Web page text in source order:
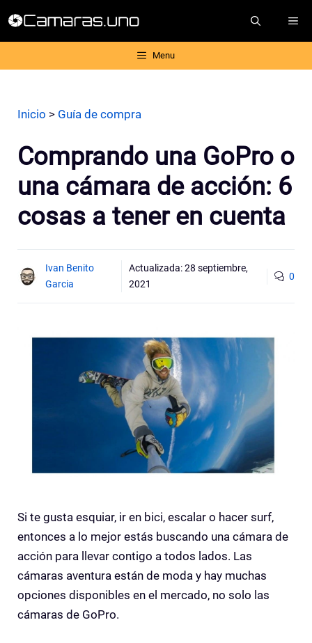
Menu
Inicio > Guía de compra
Comprando una GoPro o
una cámara de acción: 6
cosas a tener en cuenta
Ivan Benito
Garcia
Actualizada:28 septiembre,
2021
0
Si te gusta esquiar, ir en bici, escalar o hacer surf,
entonces a lo mejor estás buscando una cámara de
acción para llevar contigo a todos lados. Las
cámaras aventura están de moda y hay muchas
opciones disponibles en el mercado, no solo las
cámaras de GoPro.